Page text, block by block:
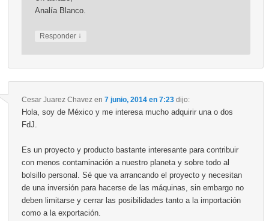
Analía Blanco.
Responder ↓
Cesar Juarez Chavezen 7 junio, 2014 en 7:23 dijo:
Hola, soy de México y me interesa mucho adquirir una o dos
FdJ.
Es un proyecto y producto bastante interesante para contribuir
con menos contaminación a nuestro planeta y sobre todo al
bolsillo personal. Sé que va arrancando el proyecto y necesitan
de una inversión para hacerse de las máquinas, sin embargo no
deben limitarse y cerrar las posibilidades tanto a la importación
como a la exportación.